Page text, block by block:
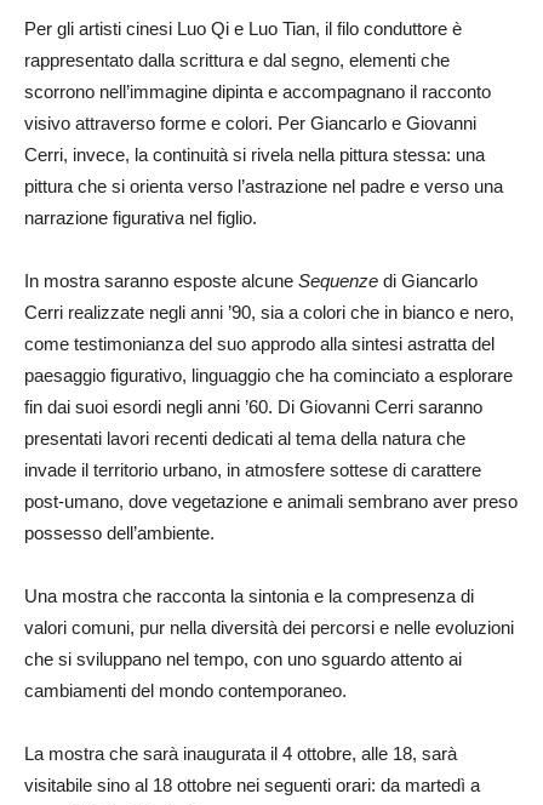
Per gli artisti cinesi Luo Qi e Luo Tian, il filo conduttore è
rappresentato dalla scrittura e dal segno, elementi che
scorrono nell’immagine dipinta e accompagnano il racconto
visivo attraverso forme e colori. Per Giancarlo e Giovanni
Cerri, invece, la continuità si rivela nella pittura stessa: una
pittura che si orienta verso l’astrazione nel padre e verso una
narrazione figurativa nel figlio.
In mostra saranno esposte alcune Sequenze di Giancarlo
Cerri realizzate negli anni ’90, sia a colori che in bianco e nero,
come testimonianza del suo approdo alla sintesi astratta del
paesaggio figurativo, linguaggio che ha cominciato a esplorare
fin dai suoi esordi negli anni ’60. Di Giovanni Cerri saranno
presentati lavori recenti dedicati al tema della natura che
invade il territorio urbano, in atmosfere sottese di carattere
post-umano, dove vegetazione e animali sembrano aver preso
possesso dell’ambiente.
Una mostra che racconta la sintonia e la compresenza di
valori comuni, pur nella diversità dei percorsi e nelle evoluzioni
che si sviluppano nel tempo, con uno sguardo attento ai
cambiamenti del mondo contemporaneo.
La mostra che sarà inaugurata il 4 ottobre, alle 18, sarà
visitabile sino al 18 ottobre nei seguenti orari: da martedì a